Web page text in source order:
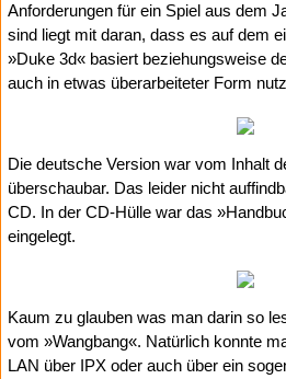
Anforderungen für ein Spiel aus dem
sind liegt mit daran, dass es auf dem
»Duke 3d« basiert beziehungsweise
auch in etwas überarbeiteter Form
Die deutsche Version war vom Inhalt
überschaubar. Das leider nicht
CD. In der CD-Hülle war das
eingelegt.
Kaum zu glauben was man darin so
vom »Wangbang«. Natürlich konnte
LAN über IPX oder auch über ein